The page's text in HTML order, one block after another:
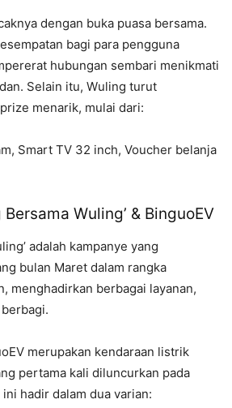
dengan buka puasa bersama.
bagi para pengguna
hubungan sembari menikmati
Selain itu, Wuling turut
menarik, mulai dari:
Smart TV 32 inch, Voucher belanja
Bersama Wuling’ & BinguoEV
adalah kampanye yang
bulan Maret dalam rangka
menghadirkan berbagai layanan,
merupakan kendaraan listrik
pertama kali diluncurkan pada
hadir dalam dua varian: